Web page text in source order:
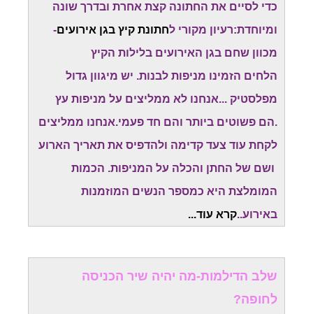
כדי לסיים את החתונה קצת אחרת ובדרך שונה
ומיוחדת:רעיון מקורי לחתונת קיץ בגן אירועים-
מכוון שחם בגן האירועים בלילות הקיץ
הלחים הזמינו מניפות לבנות. יש מיגוון גדול
מפלסטיק ...אנחנו לא ממליצים על מניפות עץ
.הם פשוטים ביותר והם חד פעמי.אנחנו ממליצים
לקחת עוד צעד קדימה ולהדפיס את תאריך הארוע
ושם של החתן והכלה על המניפות. הכמות
המומלצת היא כמספר הנשים המוזמנות
באירוע..קרא עוד...
שלב הדילמות-מה יהיה שיר הכניסה
לחופה?